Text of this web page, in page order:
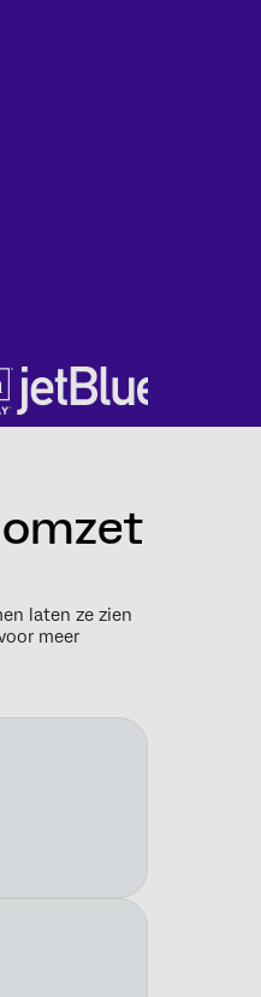
laten ze zien
meer